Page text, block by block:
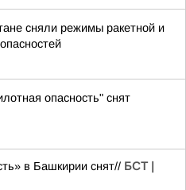
сняли режимы ракетной и
опасность" снят
в Башкирии снят// БСТ |